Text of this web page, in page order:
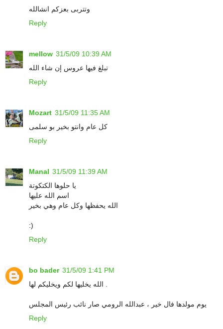
وتتربى بعزكم انشالله
Reply
mellow 31/5/09 10:39 AM
تبلغ فيها عروس إن شاء الله
Reply
Mozart 31/5/09 11:35 AM
كل عام وانتو بخير بو سلمى
Reply
Manal 31/5/09 11:39 AM
يا حلوها الكتكوتة
اسم الله عليها
الله يحفظها وكل عام وهي بخير
:)
Reply
bo bader 31/5/09 1:41 PM
يوم مولدها فال خير ، عبدالله الرومي صار نائب رئيس المجلس
Reply